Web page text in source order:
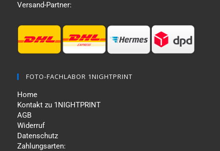
Versand-Partner:
FOTO-FACHLABOR 1NIGHTPRINT
Home
Kontakt zu 1NIGHTPRINT
AGB
Widerruf
Datenschutz
Zahlungsarten: